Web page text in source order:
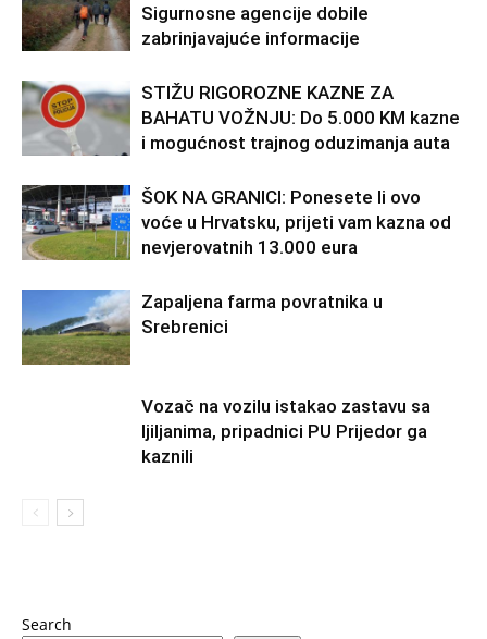
Sigurnosne agencije dobile
zabrinjavajuće informacije
STIŽU RIGOROZNE KAZNE ZA
BAHATU VOŽNJU: Do 5.000 KM kazne
i mogućnost trajnog oduzimanja auta
ŠOK NA GRANICI: Ponesete li ovo
voće u Hrvatsku, prijeti vam kazna od
nevjerovatnih 13.000 eura
Zapaljena farma povratnika u
Srebrenici
Vozač na vozilu istakao zastavu sa
ljiljanima, pripadnici PU Prijedor ga
kaznili
Search